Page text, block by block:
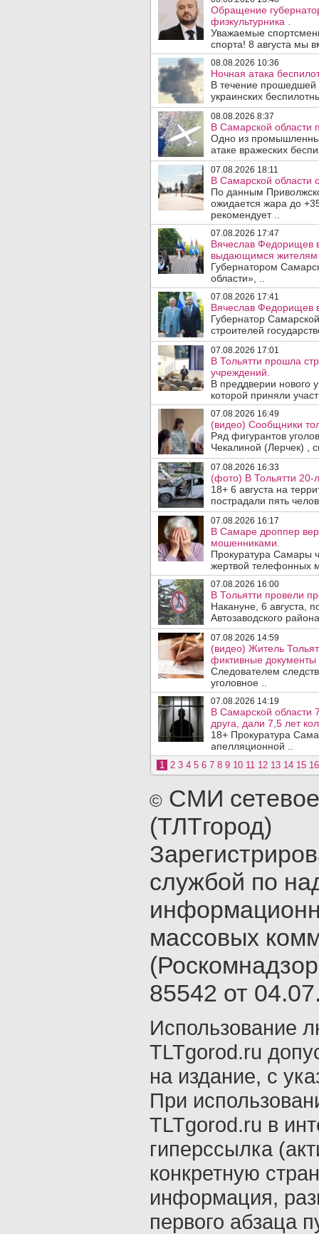
Обращение
физкультурника .
Уважаемые
спорта! 8 августа мы
08.08.2026 10:36
Ночная атака
В течение
украинских
08.08.2026 8:37
В Самарской области
Одно из
атаке вражеских
07.08.2026 18:11
В Самарской области
По данным
ожидается жара до
рекомендует ..
07.08.2026 17:47
Вячеслав Федорищев
выдающимся жителям
Губернатором
области», ..
07.08.2026 17:41
Вячеслав Федорищев
Губернатор
строителей
07.08.2026 17:01
В Тольятти прошла
учреждений.
В преддверии нового
которой приняли
07.08.2026 16:49
(видео) Сообщники
Ряд фигурантов
Чекалиной (Лерчек) ,
07.08.2026 16:33
(фото) В Тольятти 20-
18+ 6 августа на
пострадали пять
07.08.2026 16:17
В Самаре дроппер
мошенниками.
Прокуратура Самары
жертвой телефонных
07.08.2026 16:00
В Тольятти провели
Накануне, 6 августа,
Автозаводского
07.08.2026 14:59
(видео) Житель
фиктивные документы
Следователем
уголовное ..
07.08.2026 14:19
В Самарской области
друга, дали 7,5 лет
18+ Прокуратура
апелляционной ..
1 2 3 4 5 6 7 8 9 10 11 12 13 14 15 16
© СМИ
(ТЛТгород)
службой по
массовых
85542 от
Использование
TLTgorod.ru
на издание, с
При
TLTgorod.ru в
гиперссылка
конкретную
информация,
первого абзаца